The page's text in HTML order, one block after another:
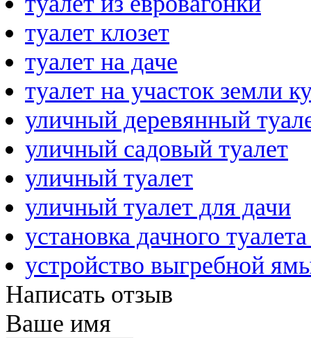
туалет клозет
туалет на даче
туалет на участок земли
уличный деревянный
уличный садовый туалет
уличный туалет
уличный туалет для дачи
установка дачного
устройство выгребной
Написать отзыв
Ваше имя